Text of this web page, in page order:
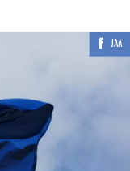
JAA